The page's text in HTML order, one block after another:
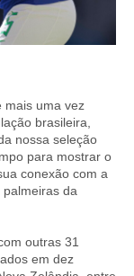
mais uma vez
brasileira,
nossa seleção
para mostrar o
conexão com a
da
outras 31
em dez